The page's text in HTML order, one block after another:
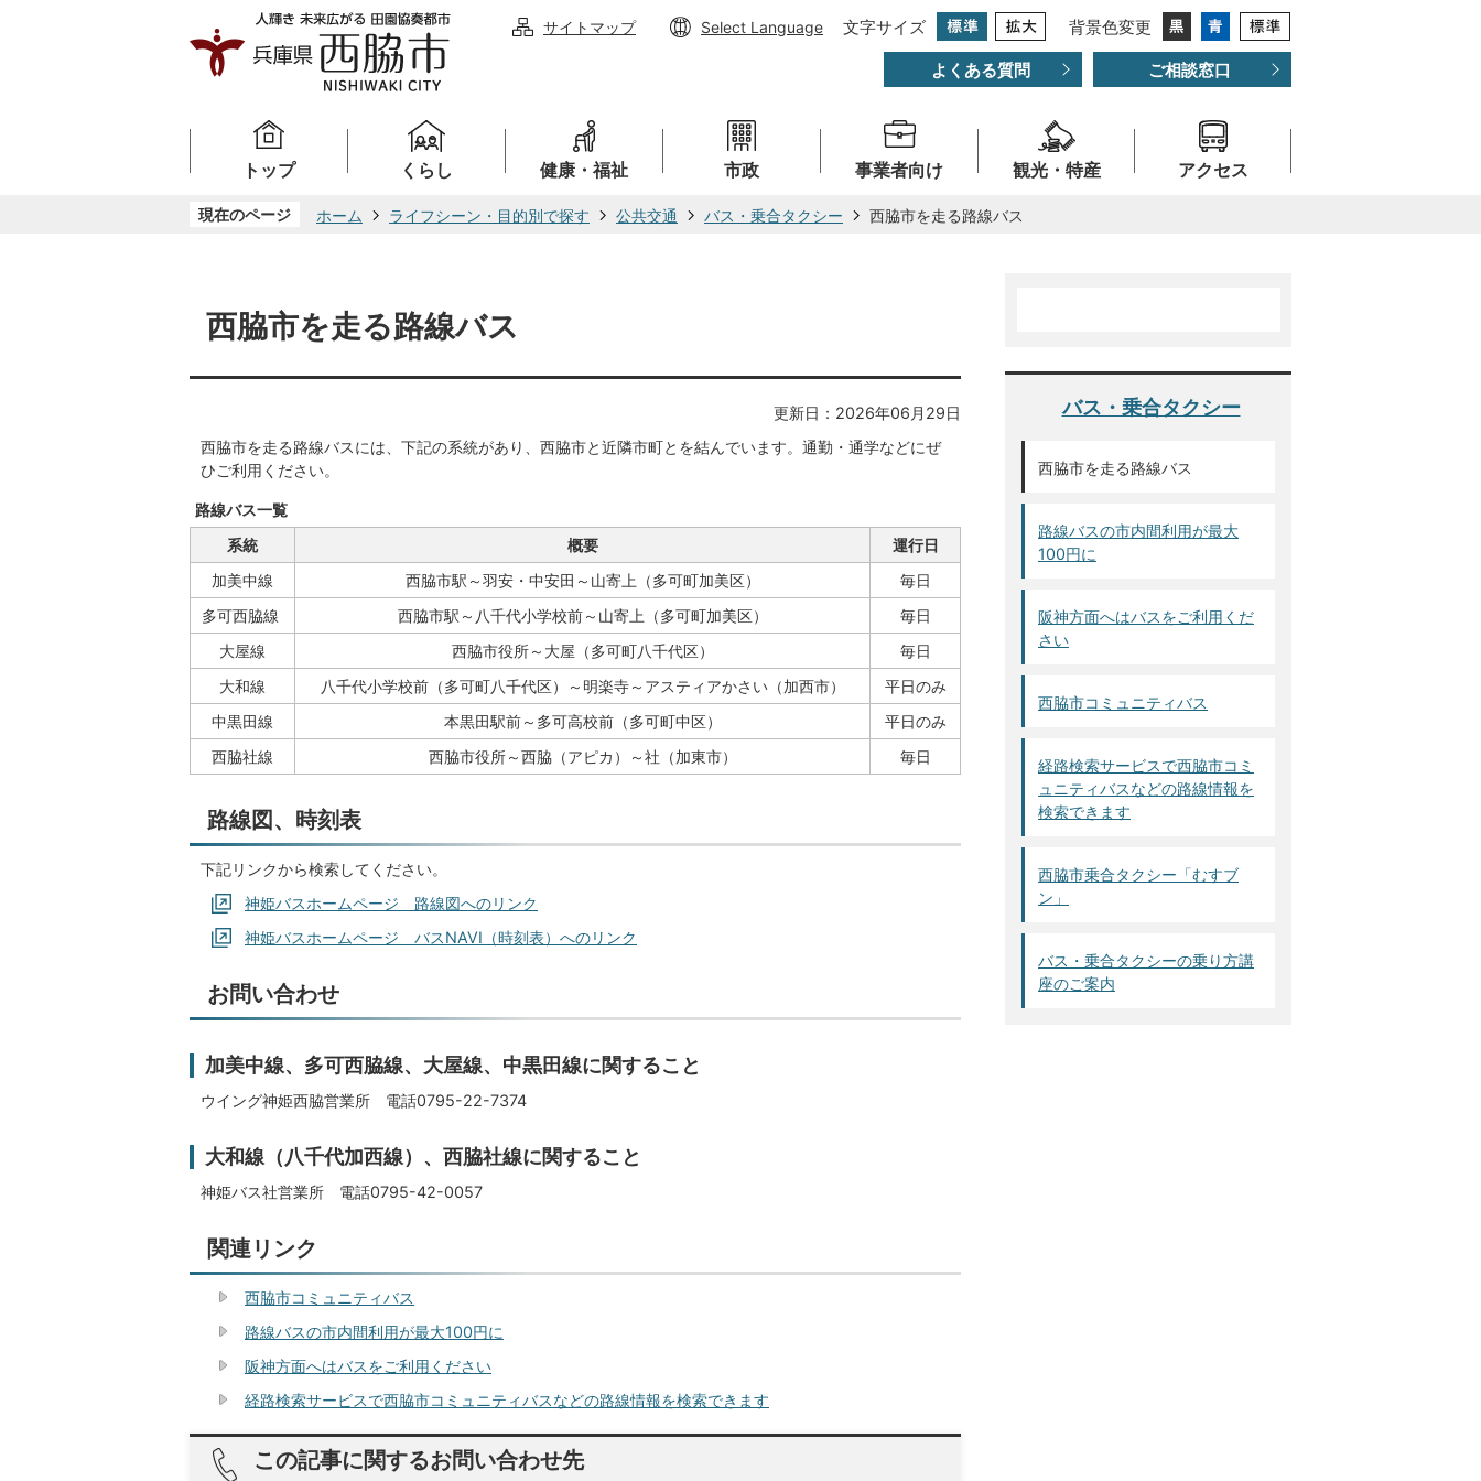
サイトマップ Select Language 文字サイズ 背景色変更
よくある質問 ご相談窓口
トップ くらし 健康・福祉 市政 事業者向け 観光・特産 アクセス
現在のページ ホーム ライフシーン・目的別で探す 公共交通 バス・乗合タクシー 西脇市を走る路線バス
西脇市を走る路線バス
更新日：2026年06月29日
西脇市を走る路線バスには、下記の系統があり、西脇市と近隣市町とを結んでいます。通勤・通学などにぜ
ひご利用ください。
路線バス一覧
系統
概要
運行日
加美中線
西脇市駅～羽安・中安田～山寄上（多可町加美区）
毎日
多可西脇線
西脇市駅～八千代小学校前～山寄上（多可町加美区）
毎日
大屋線
西脇市役所～大屋（多可町八千代区）
毎日
大和線
八千代小学校前（多可町八千代区）～明楽寺～アスティアかさい（加西市）
平日のみ
中黒田線
本黒田駅前～多可高校前（多可町中区）
平日のみ
西脇社線
西脇市役所～西脇（アピカ）～社（加東市） 毎日
路線図、時刻表
下記リンクから検索してください。
神姫バスホームページ 路線図へのリンク
神姫バスホームページ バスNAVI（時刻表）へのリンク
お問い合わせ
加美中線、多可西脇線、大屋線、中黒田線に関すること
ウイング神姫西脇営業所 電話0795-22-7374
大和線（八千代加西線）、西脇社線に関すること
神姫バス社営業所 電話0795-42-0057
関連リンク
西脇市コミュニティバス
路線バスの市内間利用が最大100円に
阪神方面へはバスをご利用ください
経路検索サービスで西脇市コミュニティバスなどの路線情報を検索できます
この記事に関するお問い合わせ先
バス・乗合タクシー
西脇市を走る路線バス
路線バスの市内間利用が最大
100円に
阪神方面へはバスをご利用くだ
さい
西脇市コミュニティバス
経路検索サービスで西脇市コミ
ュニティバスなどの路線情報を
検索できます
西脇市乗合タクシー「むすブ
ン」
バス・乗合タクシーの乗り方講
座のご案内